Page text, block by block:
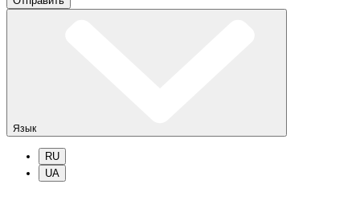
Язык
RU
UA